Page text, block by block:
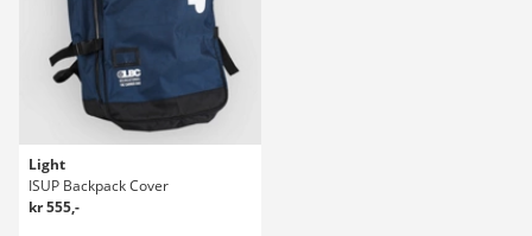
Light
ISUP Backpack Cover
kr 555,-